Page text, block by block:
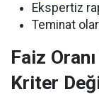
Ekspertiz
Teminat
Faiz
Kriter